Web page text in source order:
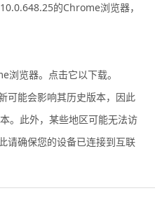
的Chrome浏览器，
览器。点击它以下载。
可能会影响其历史版本，因此
。此外，某些地区可能无法访
请确保您的设备已连接到互联